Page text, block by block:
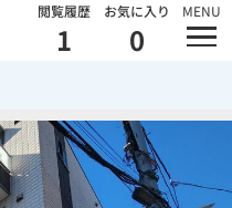
閲覧履歴
1
お気に入り
0
MENU